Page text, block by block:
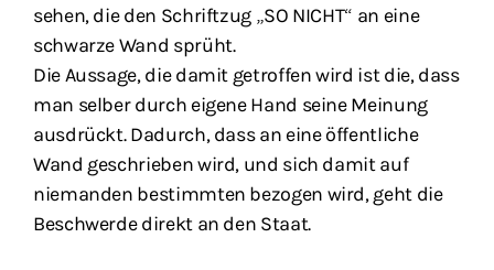
sehen, die den Schriftzug „SO NICHT“ an eine
schwarze Wand sprüht.
Die Aussage, die damit getroffen wird ist die, dass
man selber durch eigene Hand seine Meinung
ausdrückt. Dadurch, dass an eine öffentliche
Wand geschrieben wird, und sich damit auf
niemanden bestimmten bezogen wird, geht die
Beschwerde direkt an den Staat.